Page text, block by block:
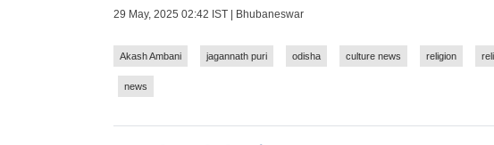
29 May, 2025 02:42 IST | Bhubaneswar
Akash Ambani jagannath puri odisha culture news religion
news